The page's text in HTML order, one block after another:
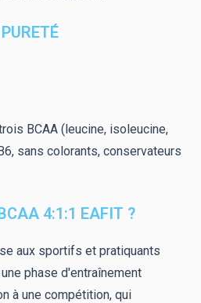
BCAA (leucine, isoleucine,
sans colorants, conservateurs
4:1:1 EAFIT ?
aux sportifs et pratiquants
phase d'entraînement
à une compétition, qui